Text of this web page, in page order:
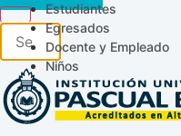
Estudiantes
Egresados
Docente y Empleado
Niños